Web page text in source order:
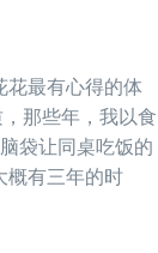
最有心得的体
那些年，我以食
袋让同桌吃饭的
概有三年的时